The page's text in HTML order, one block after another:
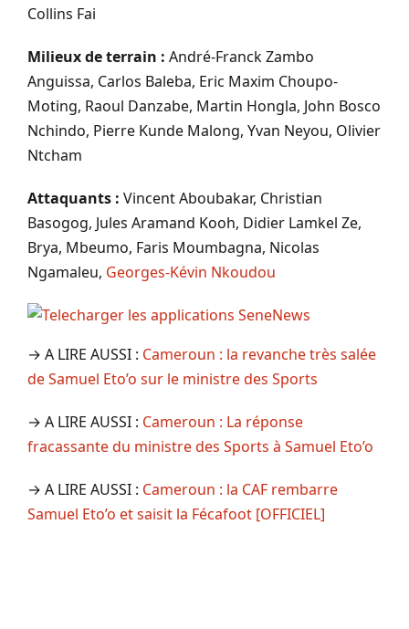
Collins Fai
Milieux de terrain : André-Franck Zambo
Anguissa, Carlos Baleba, Eric Maxim Choupo-
Moting, Raoul Danzabe, Martin Hongla, John Bosco
Nchindo, Pierre Kunde Malong, Yvan Neyou, Olivier
Ntcham
Attaquants : Vincent Aboubakar, Christian
Basogog, Jules Aramand Kooh, Didier Lamkel Ze,
Brya, Mbeumo, Faris Moumbagna, Nicolas
Ngamaleu, Georges-Kévin Nkoudou
→ A LIRE AUSSI : Cameroun : la revanche très salée
de Samuel Eto’o sur le ministre des Sports
→ A LIRE AUSSI : Cameroun : La réponse
fracassante du ministre des Sports à Samuel Eto’o
→ A LIRE AUSSI : Cameroun : la CAF rembarre
Samuel Eto’o et saisit la Fécafoot [OFFICIEL]